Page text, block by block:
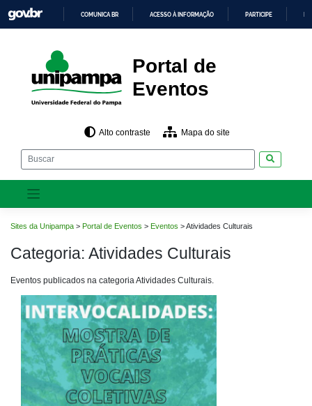
para
o
CONTEÚDO
COMUNICA BR ACESSO À INFORMAÇÃO PARTICIPE
Portal de
Eventos
Alto contraste Mapa do site
Sites da Unipampa > Portal de Eventos > Eventos >Atividades Culturais
Categoria: Atividades Culturais
Eventos publicados na categoria Atividades Culturais.